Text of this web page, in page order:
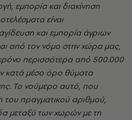
εμπορία και διακίνηση
είναι
και εμπορία άγριων
από τον νόμο στην χώρα μας,
περισσότερα από 500.000
κατά μέσο όρο θύματα
Το νούμερο αυτό, που
του πραγματικού αριθμού,
μεταξύ των χωρών με τη